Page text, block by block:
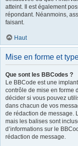
atteint. Il est également
répondant. Néanmoins,
faisant.
Haut
Mise en forme et
Que sont les BBCodes ?
Le BBCode est une
contrôle de mise en forme
décider si vous pouvez
dans chacun de vos
de rédaction de message.
mais les balises sont
d’informations sur le
rédaction de message.